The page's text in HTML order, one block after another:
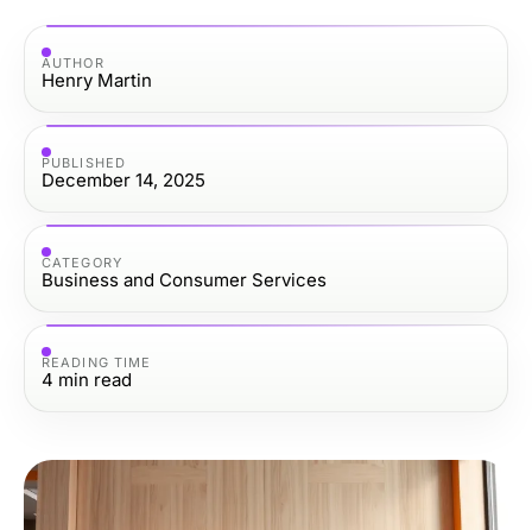
AUTHOR
Henry Martin
PUBLISHED
December 14, 2025
CATEGORY
Business and Consumer Services
READING TIME
4 min read